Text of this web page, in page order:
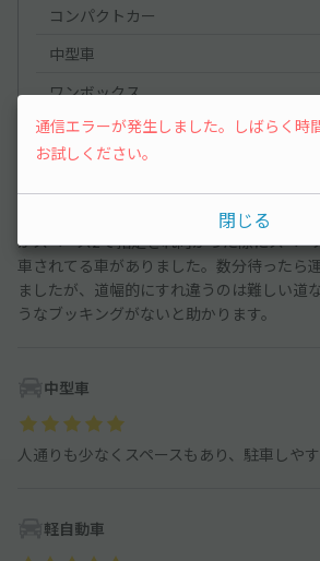
コンパクトカー
中型車
ワンボックス
コンパクトカー
安く、駅からも程よい距離で行けるので助
がスペース2で指定され向かった際にスペ
車されてる車がありました。数分待ったら
ましたが、道幅的にすれ違うのは難しい道
うなブッキングがないと助かります。
中型車
人通りも少なくスペースもあり、駐車しやす
軽自動車
通信エラーが発生しました。しばらく時
お試しください。
閉じる